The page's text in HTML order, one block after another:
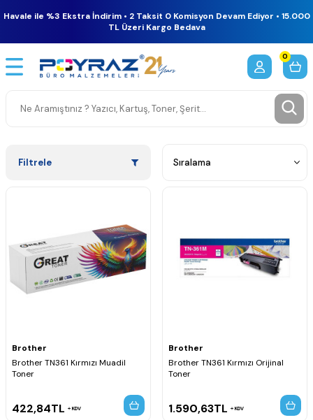
Havale ile %3 Ekstra İndirim • 2 Taksit 0 Komisyon Devam Ediyor • 15.000
TL Üzeri Kargo Bedava
0
Filtrele
Brother
Brother TN361 Kırmızı Muadil
Toner
422,84TL KDV
Brother
Brother TN361 Kırmızı Orijinal
Toner
1.590,63TL KDV